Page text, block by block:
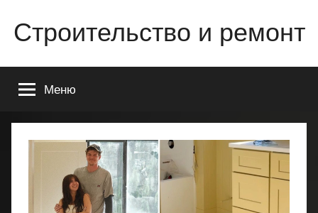
содержимому
Строительство и ремонт
строительстве
ремонте
Вашего
Меню